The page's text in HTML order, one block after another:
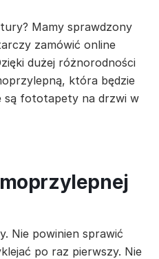
Mamy sprawdzony
zamówić online
dużej różnorodności
która będzie
są fototapety na drzwi w
Nie powinien sprawić
po raz pierwszy. Nie